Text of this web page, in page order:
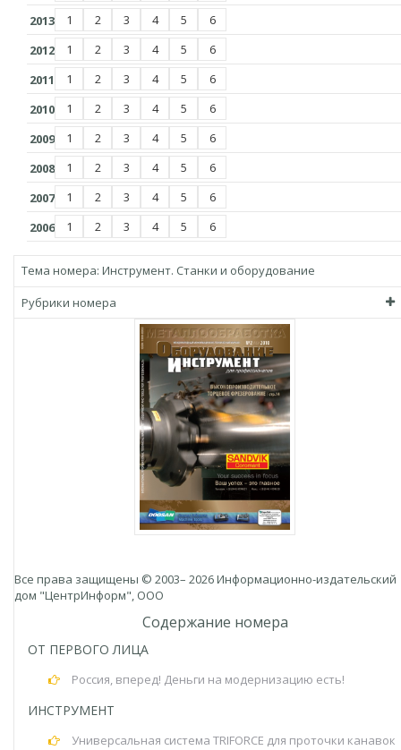
2013
1 2 3 4 5
6
2012
1 2 3 4 5
6
2011
1 2 3 4 5
6
2010
1 2 3 4 5
6
2009
1 2 3 4 5
6
2008
1 2 3 4 5
6
2007
1 2 3 4 5
6
2006
1 2 3 4 5 6
Тема номера: Инструмент. Станки и оборудование
Рубрики номера
Все права защищены © 2003– 2026 Информационно-издательский
дом "ЦентрИнформ", ООО
Содержание номера
ОТ ПЕРВОГО ЛИЦА
Россия, вперед! Деньги на модернизацию есть!
ИНСТРУМЕНТ
Универсальная система TRIFORCE для проточки канавок